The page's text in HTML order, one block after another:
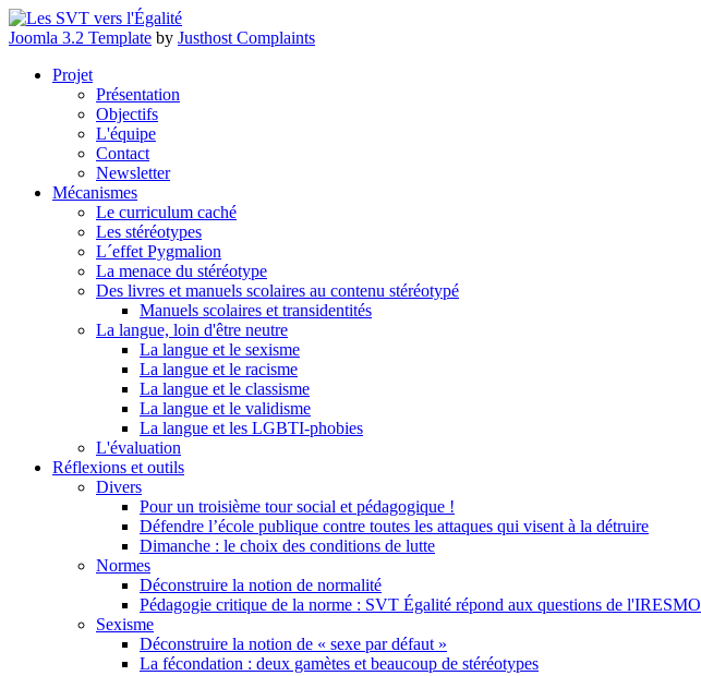
Joomla 3.2 Template by Justhost Complaints
Projet
Présentation
Objectifs
L'équipe
Contact
Newsletter
Mécanismes
Le curriculum caché
Les stéréotypes
L´effet Pygmalion
La menace du stéréotype
Des livres et manuels scolaires au contenu stéréotypé
Manuels scolaires et transidentités
La langue, loin d'être neutre
La langue et le sexisme
La langue et le racisme
La langue et le classisme
La langue et le validisme
La langue et les LGBTI-phobies
L'évaluation
Réflexions et outils
Divers
Pour un troisième tour social et pédagogique !
Défendre l’école publique contre toutes les attaques qui visent à la détruire
Dimanche : le choix des conditions de lutte
Normes
Déconstruire la notion de normalité
Pédagogie critique de la norme : SVT Égalité répond aux questions de l'IRESMO
Sexisme
Déconstruire la notion de « sexe par défaut »
La fécondation : deux gamètes et beaucoup de stéréotypes